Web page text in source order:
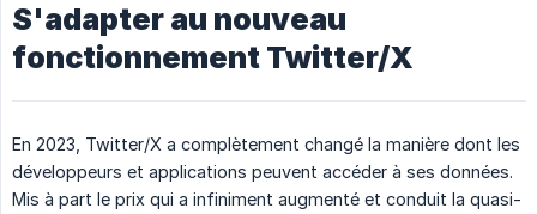
S'adapter au nouveau
fonctionnement Twitter/X
En 2023, Twitter/X a complètement changé la manière dont les
développeurs et applications peuvent accéder à ses données.
Mis à part le prix qui a infiniment augmenté et conduit la quasi-